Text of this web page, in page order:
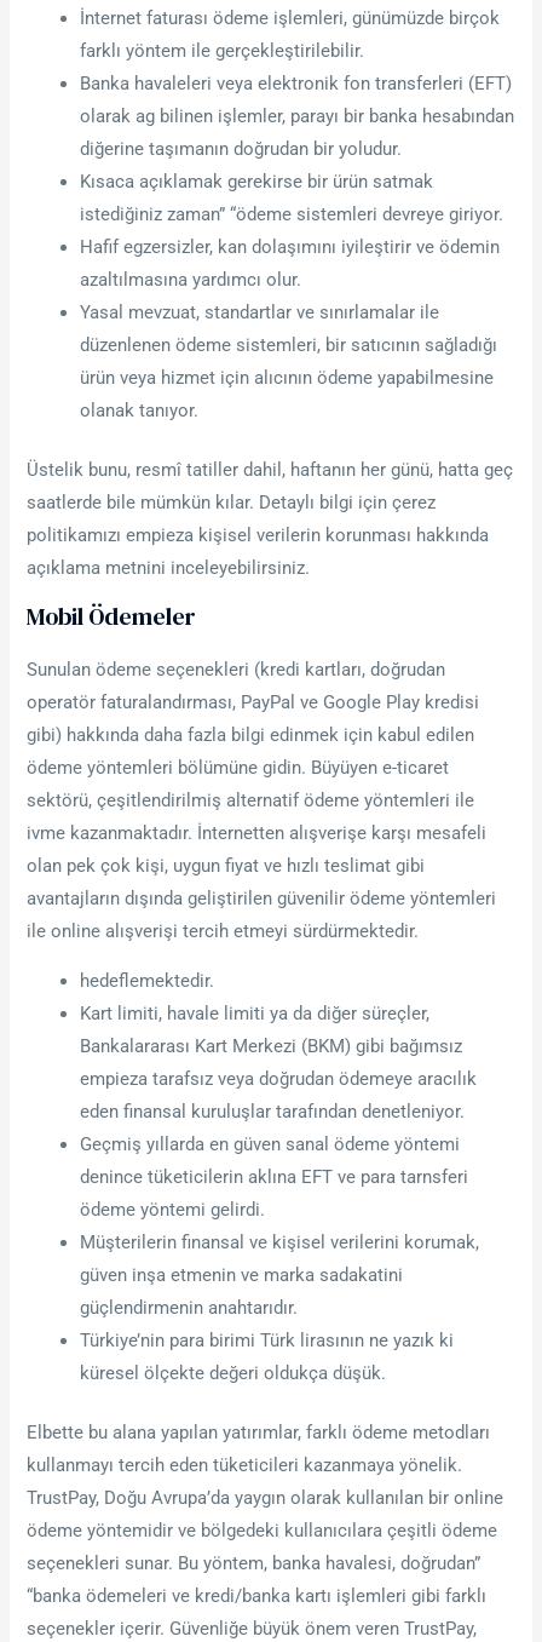
İnternet faturası ödeme işlemleri, günümüzde birçok
farklı yöntem ile gerçekleştirilebilir.
Banka havaleleri veya elektronik fon transferleri (EFT)
olarak ag bilinen işlemler, parayı bir banka hesabından
diğerine taşımanın doğrudan bir yoludur.
Kısaca açıklamak gerekirse bir ürün satmak
istediğiniz zaman” “ödeme sistemleri devreye giriyor.
Hafif egzersizler, kan dolaşımını iyileştirir ve ödemin
azaltılmasına yardımcı olur.
Yasal mevzuat, standartlar ve sınırlamalar ile
düzenlenen ödeme sistemleri, bir satıcının sağladığı
ürün veya hizmet için alıcının ödeme yapabilmesine
olanak tanıyor.
Üstelik bunu, resmî tatiller dahil, haftanın her günü, hatta geç
saatlerde bile mümkün kılar. Detaylı bilgi için çerez
politikamızı empieza kişisel verilerin korunması hakkında
açıklama metnini inceleyebilirsiniz.
Mobil Ödemeler
Sunulan ödeme seçenekleri (kredi kartları, doğrudan
operatör faturalandırması, PayPal ve Google Play kredisi
gibi) hakkında daha fazla bilgi edinmek için kabul edilen
ödeme yöntemleri bölümüne gidin. Büyüyen e-ticaret
sektörü, çeşitlendirilmiş alternatif ödeme yöntemleri ile
ivme kazanmaktadır. İnternetten alışverişe karşı mesafeli
olan pek çok kişi, uygun fiyat ve hızlı teslimat gibi
avantajların dışında geliştirilen güvenilir ödeme yöntemleri
ile online alışverişi tercih etmeyi sürdürmektedir.
hedeflemektedir.
Kart limiti, havale limiti ya da diğer süreçler,
Bankalararası Kart Merkezi (BKM) gibi bağımsız
empieza tarafsız veya doğrudan ödemeye aracılık
eden finansal kuruluşlar tarafından denetleniyor.
Geçmiş yıllarda en güven sanal ödeme yöntemi
denince tüketicilerin aklına EFT ve para tarnsferi
ödeme yöntemi gelirdi.
Müşterilerin finansal ve kişisel verilerini korumak,
güven inşa etmenin ve marka sadakatini
güçlendirmenin anahtarıdır.
Türkiye’nin para birimi Türk lirasının ne yazık ki
küresel ölçekte değeri oldukça düşük.
Elbette bu alana yapılan yatırımlar, farklı ödeme metodları
kullanmayı tercih eden tüketicileri kazanmaya yönelik.
TrustPay, Doğu Avrupa’da yaygın olarak kullanılan bir online
ödeme yöntemidir ve bölgedeki kullanıcılara çeşitli ödeme
seçenekleri sunar. Bu yöntem, banka havalesi, doğrudan”
“banka ödemeleri ve kredi/banka kartı işlemleri gibi farklı
seçenekler içerir. Güvenliğe büyük önem veren TrustPay,